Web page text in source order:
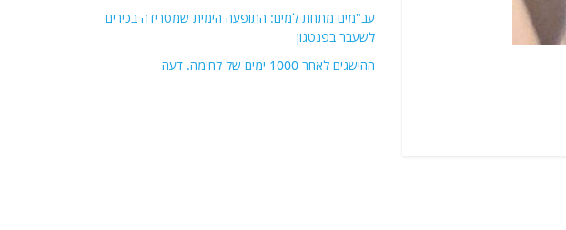
עב"מים מתחת למים: התופעה הימית שמטרידה בכירים
לשעבר בפנטגון
ההישגים לאחר 1000 ימים של לחימה. דעה